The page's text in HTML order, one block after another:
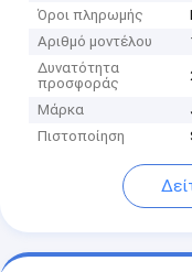
Όροι πληρωμής
Αριθμό μοντέλου
Δυνατότητα
προσφοράς
Μάρκα
Πιστοποίηση